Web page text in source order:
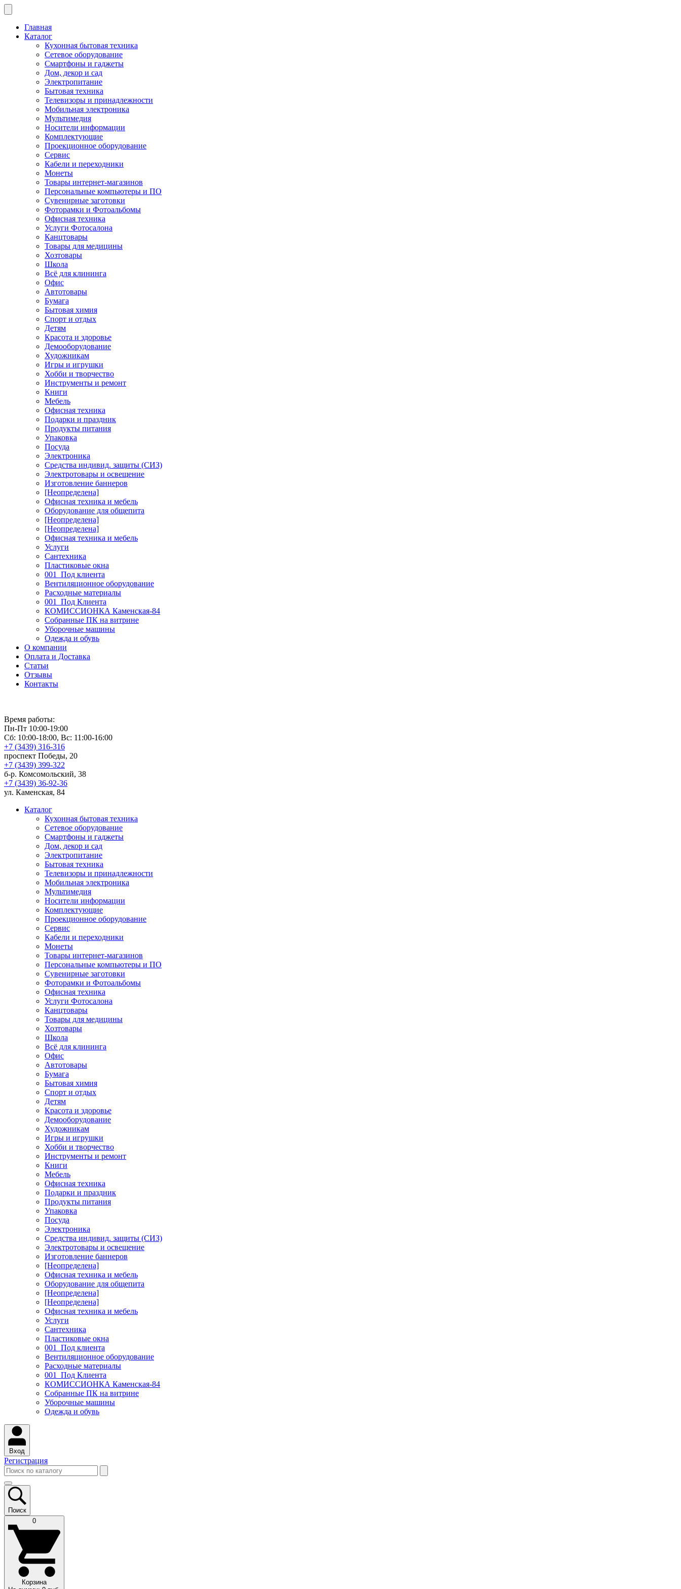
Главная
Каталог
Кухонная бытовая техника
Сетевое оборудование
Смартфоны и гаджеты
Дом, декор и сад
Электропитание
Бытовая техника
Телевизоры и принадлежности
Мобильная электроника
Мультимедия
Носители информации
Комплектующие
Проекционное оборудование
Сервис
Кабели и переходники
Монеты
Товары интернет-магазинов
Персональные компьютеры и ПО
Сувенирные заготовки
Фоторамки и Фотоальбомы
Офисная техника
Услуги Фотосалона
Канцтовары
Товары для медицины
Хозтовары
Школа
Всё для клининга
Офис
Автотовары
Бумага
Бытовая химия
Спорт и отдых
Детям
Красота и здоровье
Демооборудование
Художникам
Игры и игрушки
Хобби и творчество
Инструменты и ремонт
Книги
Мебель
Офисная техника
Подарки и праздник
Продукты питания
Упаковка
Посуда
Электроника
Средства индивид. защиты (СИЗ)
Электротовары и освещение
Изготовление баннеров
[Неопределена]
Офисная техника и мебель
Оборудование для общепита
[Неопределена]
[Неопределена]
Офисная техника и мебель
Услуги
Сантехника
Пластиковые окна
001_Под клиента
Вентиляционное оборудование
Расходные материалы
001_Под Клиента
КОМИССИОНКА Каменская-84
Собранные ПК на витрине
Уборочные машины
Одежда и обувь
О компании
Оплата и Доставка
Статьи
Отзывы
Контакты
Время работы:
Пн-Пт 10:00-19:00
Сб: 10:00-18:00, Вс: 11:00-16:00
+7 (3439) 316-316
проспект Победы, 20
+7 (3439) 399-322
б-р. Комсомольский, 38
+7 (3439) 36-92-36
ул. Каменская, 84
Каталог
Кухонная бытовая техника
Сетевое оборудование
Смартфоны и гаджеты
Дом, декор и сад
Электропитание
Бытовая техника
Телевизоры и принадлежности
Мобильная электроника
Мультимедия
Носители информации
Комплектующие
Проекционное оборудование
Сервис
Кабели и переходники
Монеты
Товары интернет-магазинов
Персональные компьютеры и ПО
Сувенирные заготовки
Фоторамки и Фотоальбомы
Офисная техника
Услуги Фотосалона
Канцтовары
Товары для медицины
Хозтовары
Школа
Всё для клининга
Офис
Автотовары
Бумага
Бытовая химия
Спорт и отдых
Детям
Красота и здоровье
Демооборудование
Художникам
Игры и игрушки
Хобби и творчество
Инструменты и ремонт
Книги
Мебель
Офисная техника
Подарки и праздник
Продукты питания
Упаковка
Посуда
Электроника
Средства индивид. защиты (СИЗ)
Электротовары и освещение
Изготовление баннеров
[Неопределена]
Офисная техника и мебель
Оборудование для общепита
[Неопределена]
[Неопределена]
Офисная техника и мебель
Услуги
Сантехника
Пластиковые окна
001_Под клиента
Вентиляционное оборудование
Расходные материалы
001_Под Клиента
КОМИССИОНКА Каменская-84
Собранные ПК на витрине
Уборочные машины
Одежда и обувь
Вход
Регистрация
Поиск
0
Корзина